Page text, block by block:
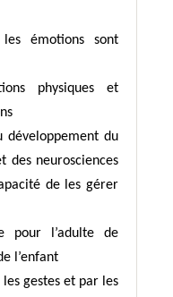
émotions sont
physiques et
développement du
des neurosciences
de les gérer
pour l’adulte de
l’enfant
gestes et par les